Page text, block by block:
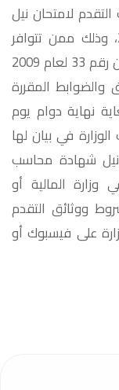
لامتحان نيل
شهادة محاسب قانوني لدورة عام 2023، وذلك ممن تتوافر
لديهم الشروط المنصوص عليها في القانون رقم 33 لعام 2009
المقررة
نهاية دوام يوم
الوزارة في بيان لها
نيل شهادة محاسب
وزارة المالية أو
ووثائق التقدم
على فيسبوك أو